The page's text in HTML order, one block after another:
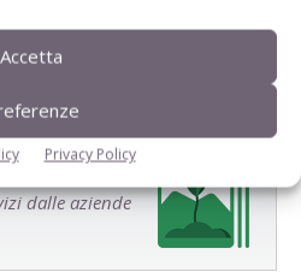
Accetta
Privacy Policy
dalle aziende